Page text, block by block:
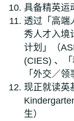
具备精英运
透过「高端
秀人才入境
计划」（
(CIES) 、
「外交／
现正就读英
生）